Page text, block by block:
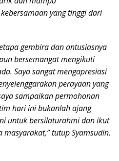
yang tinggi dari
gembira dan antusiasnya
bersemangat mengikuti
Saya sangat mengapresiasi
perayaan yang
sampaikan permohonan
hari ini bukanlah ajang
untuk bersilaturahmi dan ikut
masyarakat,” tutup Syamsudin.